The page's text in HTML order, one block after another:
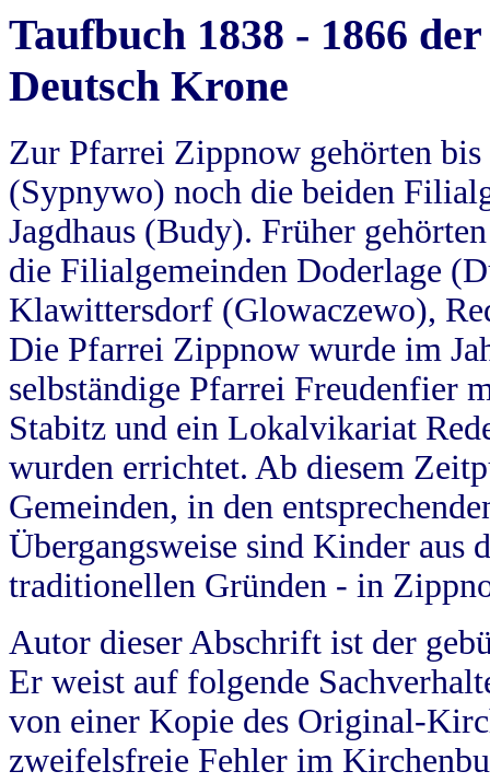
Taufbuch 1838 - 1866
Deutsch Krone
Zur Pfarrei Zippnow gehörten
(Sypnywo) noch die beiden
Jagdhaus (Budy). Früher
die Filialgemeinden Doderlage
Klawittersdorf (Glowaczewo),
Die Pfarrei Zippnow wurde im
selbständige Pfarrei Freudenfier
Stabitz und ein Lokalvikariat
wurden errichtet. Ab diesem
Gemeinden, in den
Übergangsweise sind Kinder aus
traditionellen Gründen - in
Autor dieser Abschrift ist der
Er weist auf folgende
von einer Kopie des Original-
zweifelsfreie Fehler im